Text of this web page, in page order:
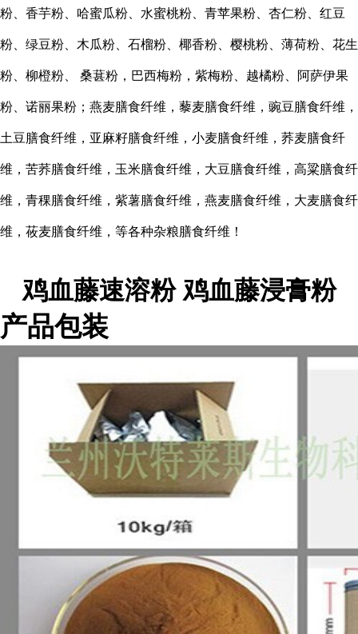
粉、香芋粉、哈蜜瓜粉、水蜜桃粉、青苹果粉、杏仁粉、红豆
粉、绿豆粉、木瓜粉、石榴粉、椰香粉、樱桃粉、薄荷粉、花生
粉、柳橙粉、 桑葚粉，巴西梅粉，紫梅粉、越橘粉、阿萨伊果
粉、诺丽果粉；燕麦膳食纤维，藜麦膳食纤维，豌豆膳食纤维，
土豆膳食纤维，亚麻籽膳食纤维，小麦膳食纤维，荞麦膳食纤
维，苦荞膳食纤维，玉米膳食纤维，大豆膳食纤维，高粱膳食纤
维，青稞膳食纤维，紫薯膳食纤维，燕麦膳食纤维，大麦膳食纤
维，莜麦膳食纤维，等各种杂粮膳食纤维！
鸡血藤速溶粉 鸡血藤浸膏粉
产品包装